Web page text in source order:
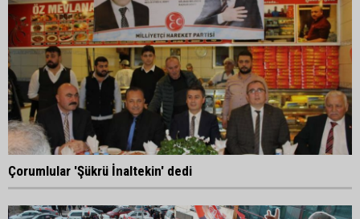
Çorumlular 'Şükrü İnaltekin' dedi